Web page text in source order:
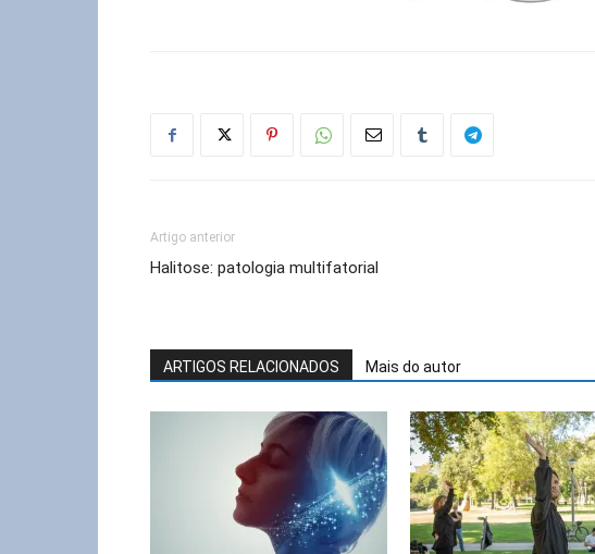
Artigo anterior
Halitose: patologia multifatorial
ARTIGOS RELACIONADOS Mais do autor